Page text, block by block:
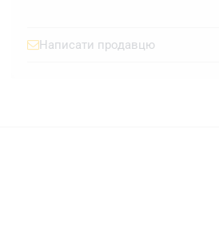
Написати продавцю